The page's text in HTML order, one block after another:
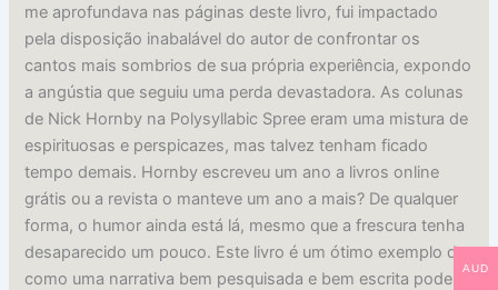
me aprofundava nas páginas deste livro, fui impactado
pela disposição inabalável do autor de confrontar os
cantos mais sombrios de sua própria experiência, expondo
a angústia que seguiu uma perda devastadora. As colunas
de Nick Hornby na Polysyllabic Spree eram uma mistura de
espirituosas e perspicazes, mas talvez tenham ficado
tempo demais. Hornby escreveu um ano a livros online
grátis ou a revista o manteve um ano a mais? De qualquer
forma, o humor ainda está lá, mesmo que a frescura tenha
desaparecido um pouco. Este livro é um ótimo exemplo de
como uma narrativa bem pesquisada e bem escrita pode
AUD